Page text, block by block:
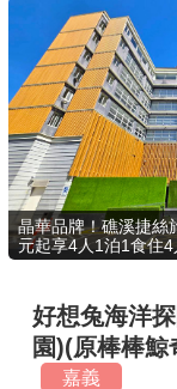
首 頁
搜尋景點
好康優惠
最新消息
最新留言
晶華品牌！礁溪捷絲
元起享4人1泊1食住
好想兔海洋
園)(原棒棒鯨
嘉義